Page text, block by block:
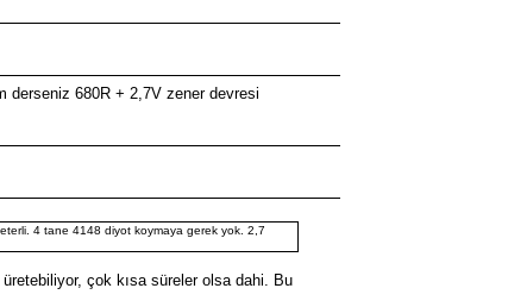
derseniz 680R + 2,7V zener devresi
4 tane 4148 diyot koymaya gerek yok. 2,7
çok kısa süreler olsa dahi. Bu